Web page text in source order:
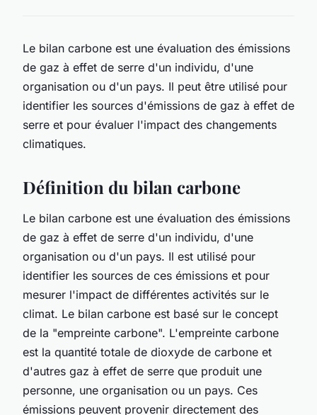
Le bilan carbone est une évaluation des émissions
de gaz à effet de serre d'un individu, d'une
organisation ou d'un pays. Il peut être utilisé pour
identifier les sources d'émissions de gaz à effet de
serre et pour évaluer l'impact des changements
climatiques.
Définition du bilan carbone
Le bilan carbone est une évaluation des émissions
de gaz à effet de serre d'un individu, d'une
organisation ou d'un pays. Il est utilisé pour
identifier les sources de ces émissions et pour
mesurer l'impact de différentes activités sur le
climat. Le bilan carbone est basé sur le concept
de la "empreinte carbone". L'empreinte carbone
est la quantité totale de dioxyde de carbone et
d'autres gaz à effet de serre que produit une
personne, une organisation ou un pays. Ces
émissions peuvent provenir directement des